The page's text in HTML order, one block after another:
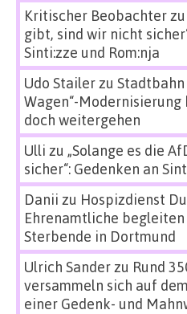
Kritischer Beobachterzu
gibt, sind wir nicht
Sinti:zze und Rom:nja
Udo Stailerzu Stadtbahn
Wagen“-Modernisierung
doch weitergehen
Ulli zu „Solange es die
sicher“: Gedenken an
Danii zu Hospizdienst
Ehrenamtliche
Sterbende in Dortmund
Ulrich Sanderzu Rund
versammeln sich auf
einer Gedenk- und